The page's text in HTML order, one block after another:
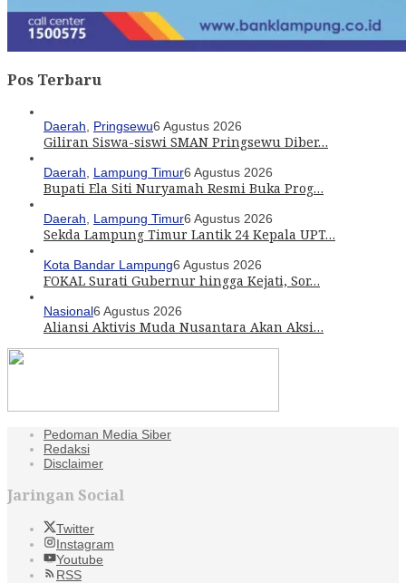
Pos Terbaru
Daerah Pringsewu6 Agustus 2026
Giliran Siswa-siswi SMAN Pringsewu Diber…
Daerah Lampung Timur6 Agustus 2026
Bupati Ela Siti Nuryamah Resmi Buka Prog…
Daerah Lampung Timur6 Agustus 2026
Sekda Lampung Timur Lantik 24 Kepala UPT…
Kota Bandar Lampung6 Agustus 2026
FOKAL Surati Gubernur hingga Kejati, Sor…
Nasional6 Agustus 2026
Aliansi Aktivis Muda Nusantara Akan Aksi…
Pedoman Media Siber
Redaksi
Disclaimer
Jaringan Social
Twitter
Instagram
Youtube
RSS